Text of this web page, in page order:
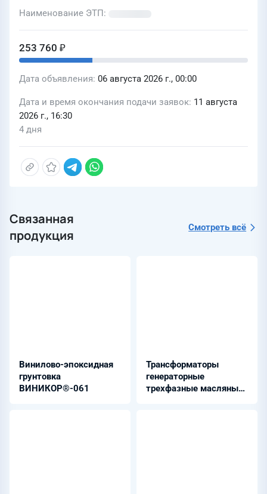
Наименование ЭТП
253 760 ₽
Дата объявления 06 августа 2026 г., 00:00
Дата и время окончания подачи заявок 11 августа
2026 г., 16:30
4 дня
Связанная
продукция
Смотреть всё
Винилово-эпоксидная
грунтовка
ВИНИКОР®-061
Трансформаторы
генераторные
трехфазные масляные